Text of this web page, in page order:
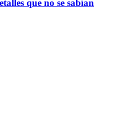
que no se sabían